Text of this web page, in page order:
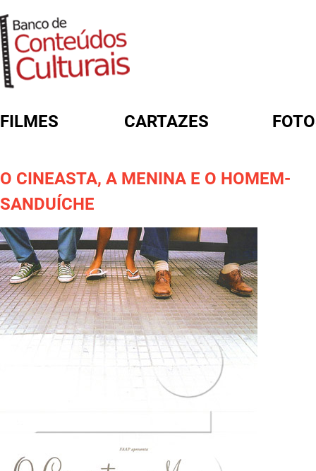
FILMES CARTAZES
O CINEASTA, A MENINA E O HOMEM-
SANDUÍCHE